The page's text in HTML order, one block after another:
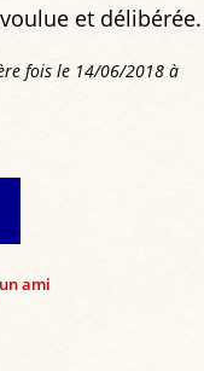
et délibérée.
fois le 14/06/2018 à
ami